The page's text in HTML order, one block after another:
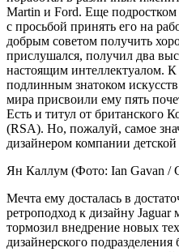
Martin и Ford. Еще подростком
с просьбой принять его на
добрым советом получить
прислушался, получил два
настоящим интеллектуалом. К
подлинным знатоком
мира присвоили ему пять
Есть и титул от британского
(RSA). Но, пожалуй, самое
дизайнером компании
Ян Каллум (Фото: Ian Gavan /
Мечта ему досталась в
ретроподход к дизайну
тормозил внедрение новых
дизайнерского